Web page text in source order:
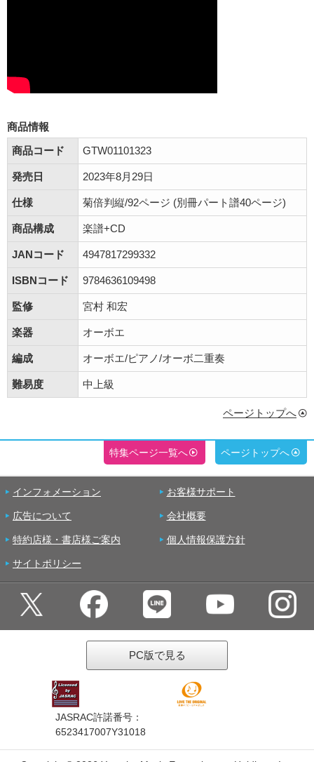
商品情報
商品コード
GTW01101323
発売日 2023年8月29日
仕様 菊倍判縦/92ページ (別冊パート譜40ページ)
商品構成 楽譜+CD
JANコード 4947817299332
ISBNコード 9784636109498
監修 宮村 和宏
楽器 オーボエ
編成 オーボエ/ピアノ/オーボ二重奏
難易度 中上級
ページトップへ
特集ページ一覧へ ページトップへ
インフォメーション お客様サポート
広告について 会社概要
特約店様・書店様ご案内 個人情報保護方針
サイトポリシー
PC版で見る
JASRAC許諾番号：
6523417007Y31018